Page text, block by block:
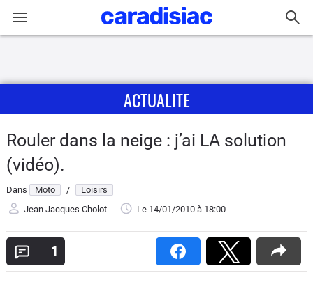
Actu
Essais
Equipement
Avis
ACTUALITE
Rouler dans la neige : j’ai LA solution
(vidéo).
Dans Moto /
Loisirs
Jean Jacques Cholot
Le 14/01/2010 à 18:00
1